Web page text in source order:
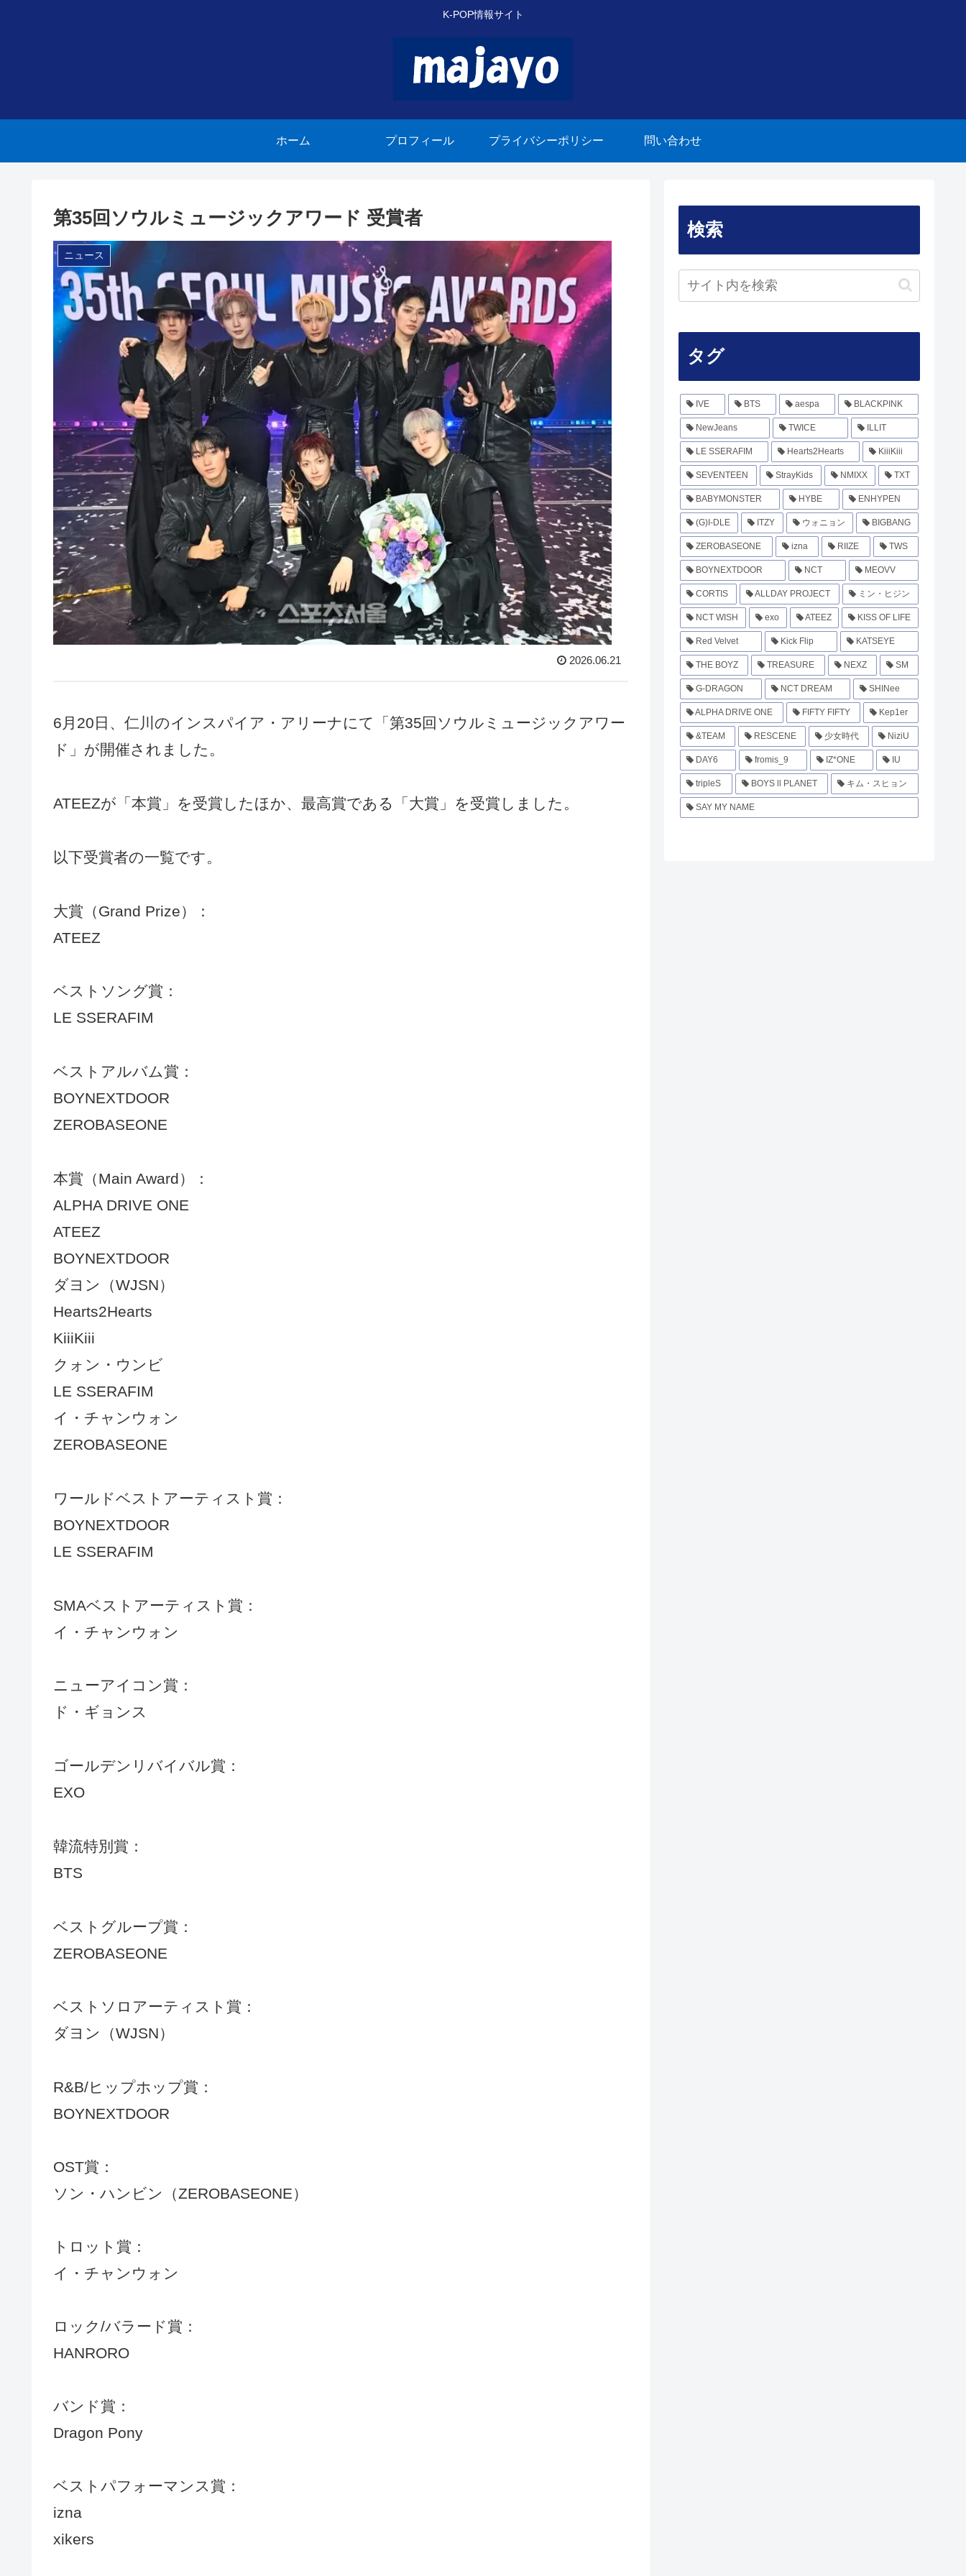
K-POP情報サイト
ホーム プロフィール プライバシーポリシー 問い合わせ
第35回ソウルミュージックアワード 受賞者
ニュース
2026.06.21
6月20日、仁川のインスパイア・アリーナにて「第35回ソウルミュージックアワー
ド」が開催されました。
ATEEZが「本賞」を受賞したほか、最高賞である「大賞」を受賞しました。
以下受賞者の一覧です。
大賞（Grand Prize）：
ATEEZ
ベストソング賞：
LE SSERAFIM
ベストアルバム賞：
BOYNEXTDOOR
ZEROBASEONE
本賞（Main Award）：
ALPHA DRIVE ONE
ATEEZ
BOYNEXTDOOR
ダヨン（WJSN）
Hearts2Hearts
KiiiKiii
クォン・ウンビ
LE SSERAFIM
イ・チャンウォン
ZEROBASEONE
ワールドベストアーティスト賞：
BOYNEXTDOOR
LE SSERAFIM
SMAベストアーティスト賞：
イ・チャンウォン
ニューアイコン賞：
ド・ギョンス
ゴールデンリバイバル賞：
EXO
韓流特別賞：
BTS
ベストグループ賞：
ZEROBASEONE
ベストソロアーティスト賞：
ダヨン（WJSN）
R&B/ヒップホップ賞：
BOYNEXTDOOR
OST賞：
ソン・ハンビン（ZEROBASEONE）
トロット賞：
イ・チャンウォン
ロック/バラード賞：
HANRORO
バンド賞：
Dragon Pony
ベストパフォーマンス賞：
izna
xikers
検索
タグ
IVE BTS aespa BLACKPINK
NewJeans TWICE ILLIT
LE SSERAFIM Hearts2Hearts KiiiKiii
SEVENTEEN StrayKids NMIXX TXT
BABYMONSTER HYBE ENHYPEN
(G)I-DLE ITZY ウォニョン BIGBANG
ZEROBASEONE izna RIIZE TWS
BOYNEXTDOOR NCT MEOVV
CORTIS ALLDAY PROJECT ミン・ヒジン
NCT WISH exo ATEEZ KISS OF LIFE
Red Velvet Kick Flip KATSEYE
THE BOYZ TREASURE NEXZ SM
G-DRAGON NCT DREAM SHINee
ALPHA DRIVE ONE FIFTY FIFTY Kep1er
&TEAM RESCENE 少女時代 NiziU
DAY6 fromis_9 IZ*ONE IU
tripleS BOYS ll PLANET キム・スヒョン
SAY MY NAME